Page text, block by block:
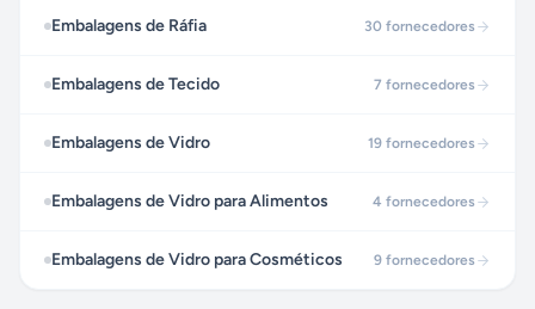
Embalagens de Ráfia 30 fornecedores
Embalagens de Tecido 7 fornecedores
Embalagens de Vidro 19 fornecedores
Embalagens de Vidro para Alimentos 4 fornecedores
Embalagens de Vidro para Cosméticos 9 fornecedores